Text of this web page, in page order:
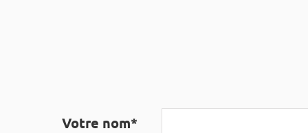
Votre nom*